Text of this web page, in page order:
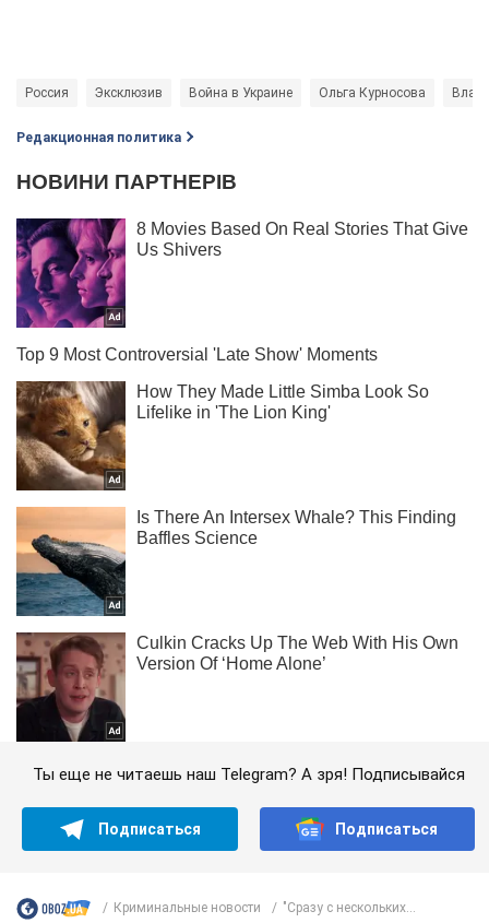
Россия Эксклюзив Война в Украине Ольга Курносова
Редакционная политика
Ты еще не читаешь наш Telegram? А зря! Подписывайся
Подписаться Подписаться
Криминальные новости "Сразу с нескольких...